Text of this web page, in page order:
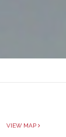
VIEW MAP